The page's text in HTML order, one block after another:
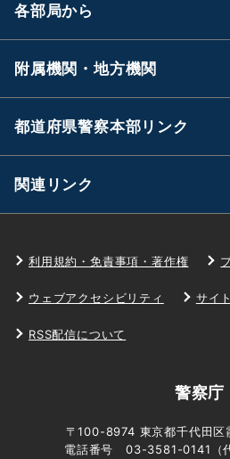
各部局から
附属機関・地方機関
都道府県警察本部リンク
関連リンク
利用規約・免責事項・著作権
ウェブアクセシビリティ サイ
RSS配信について
警察庁
〒100-8974 東京都千代田区
電話番号 03-3581-0141（代